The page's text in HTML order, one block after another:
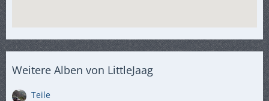
Weitere Alben von LittleJaag
Teile